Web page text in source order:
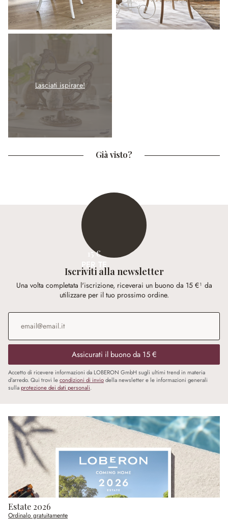
Lasciati ispirare!
Già visto?
15 €
PER TE
Iscriviti alla newsletter
Una volta completata l'iscrizione, riceverai un buono da 15 €¹ da
utilizzare per il tuo prossimo ordine.
Indirizzo e-mail
Assicurati il buono da 15 €
Accetto di ricevere informazioni da LOBERON GmbH sugli ultimi trend in materia
d’arredo. Qui trovi lecondizioni di inviodella newsletter e le informazioni generali
sullaprotezione dei dati personali.
Estate 2026
Ordinalo gratuitamente